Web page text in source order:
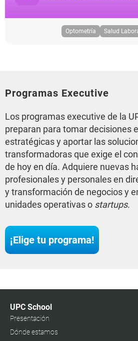
Optometría Salud
Programas Executive
Los programas executive de la
preparan para tomar decisiones
estratégicas y aportar las
transformadoras que exige el
de hoy en día. Adquiere nuevas
profesionales y personales en
y transformación de negocios y
unidades operativas o startups.
¡Elige tu programa!
UPC School
Presentación
Dónde estamos